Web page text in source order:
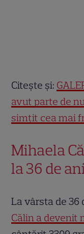
Citește și:
avut parte de
simțit cea mai
Mihaela
la 36 de
La vârsta de 36
Călin a devenit